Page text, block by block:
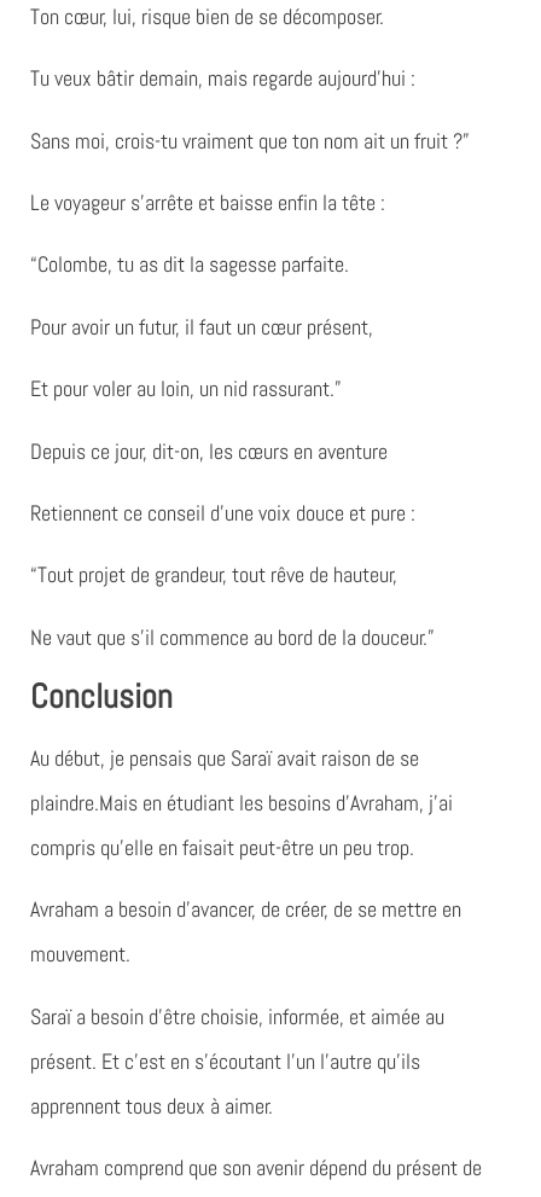
Ton cœur, lui, risque bien de se décomposer.
Tu veux bâtir demain, mais regarde aujourd’hui :
Sans moi, crois-tu vraiment que ton nom ait un fruit ?”
Le voyageur s’arrête et baisse enfin la tête :
“Colombe, tu as dit la sagesse parfaite.
Pour avoir un futur, il faut un cœur présent,
Et pour voler au loin, un nid rassurant.”
Depuis ce jour, dit-on, les cœurs en aventure
Retiennent ce conseil d’une voix douce et pure :
“Tout projet de grandeur, tout rêve de hauteur,
Ne vaut que s’il commence au bord de la douceur.”
Conclusion
Au début, je pensais que Saraï avait raison de se
plaindre.Mais en étudiant les besoins d’Avraham, j’ai
compris qu’elle en faisait peut-être un peu trop.
Avraham a besoin d’avancer, de créer, de se mettre en
mouvement.
Saraï a besoin d’être choisie, informée, et aimée au
présent. Et c’est en s’écoutant l’un l’autre qu’ils
apprennent tous deux à aimer.
Avraham comprend que son avenir dépend du présent de